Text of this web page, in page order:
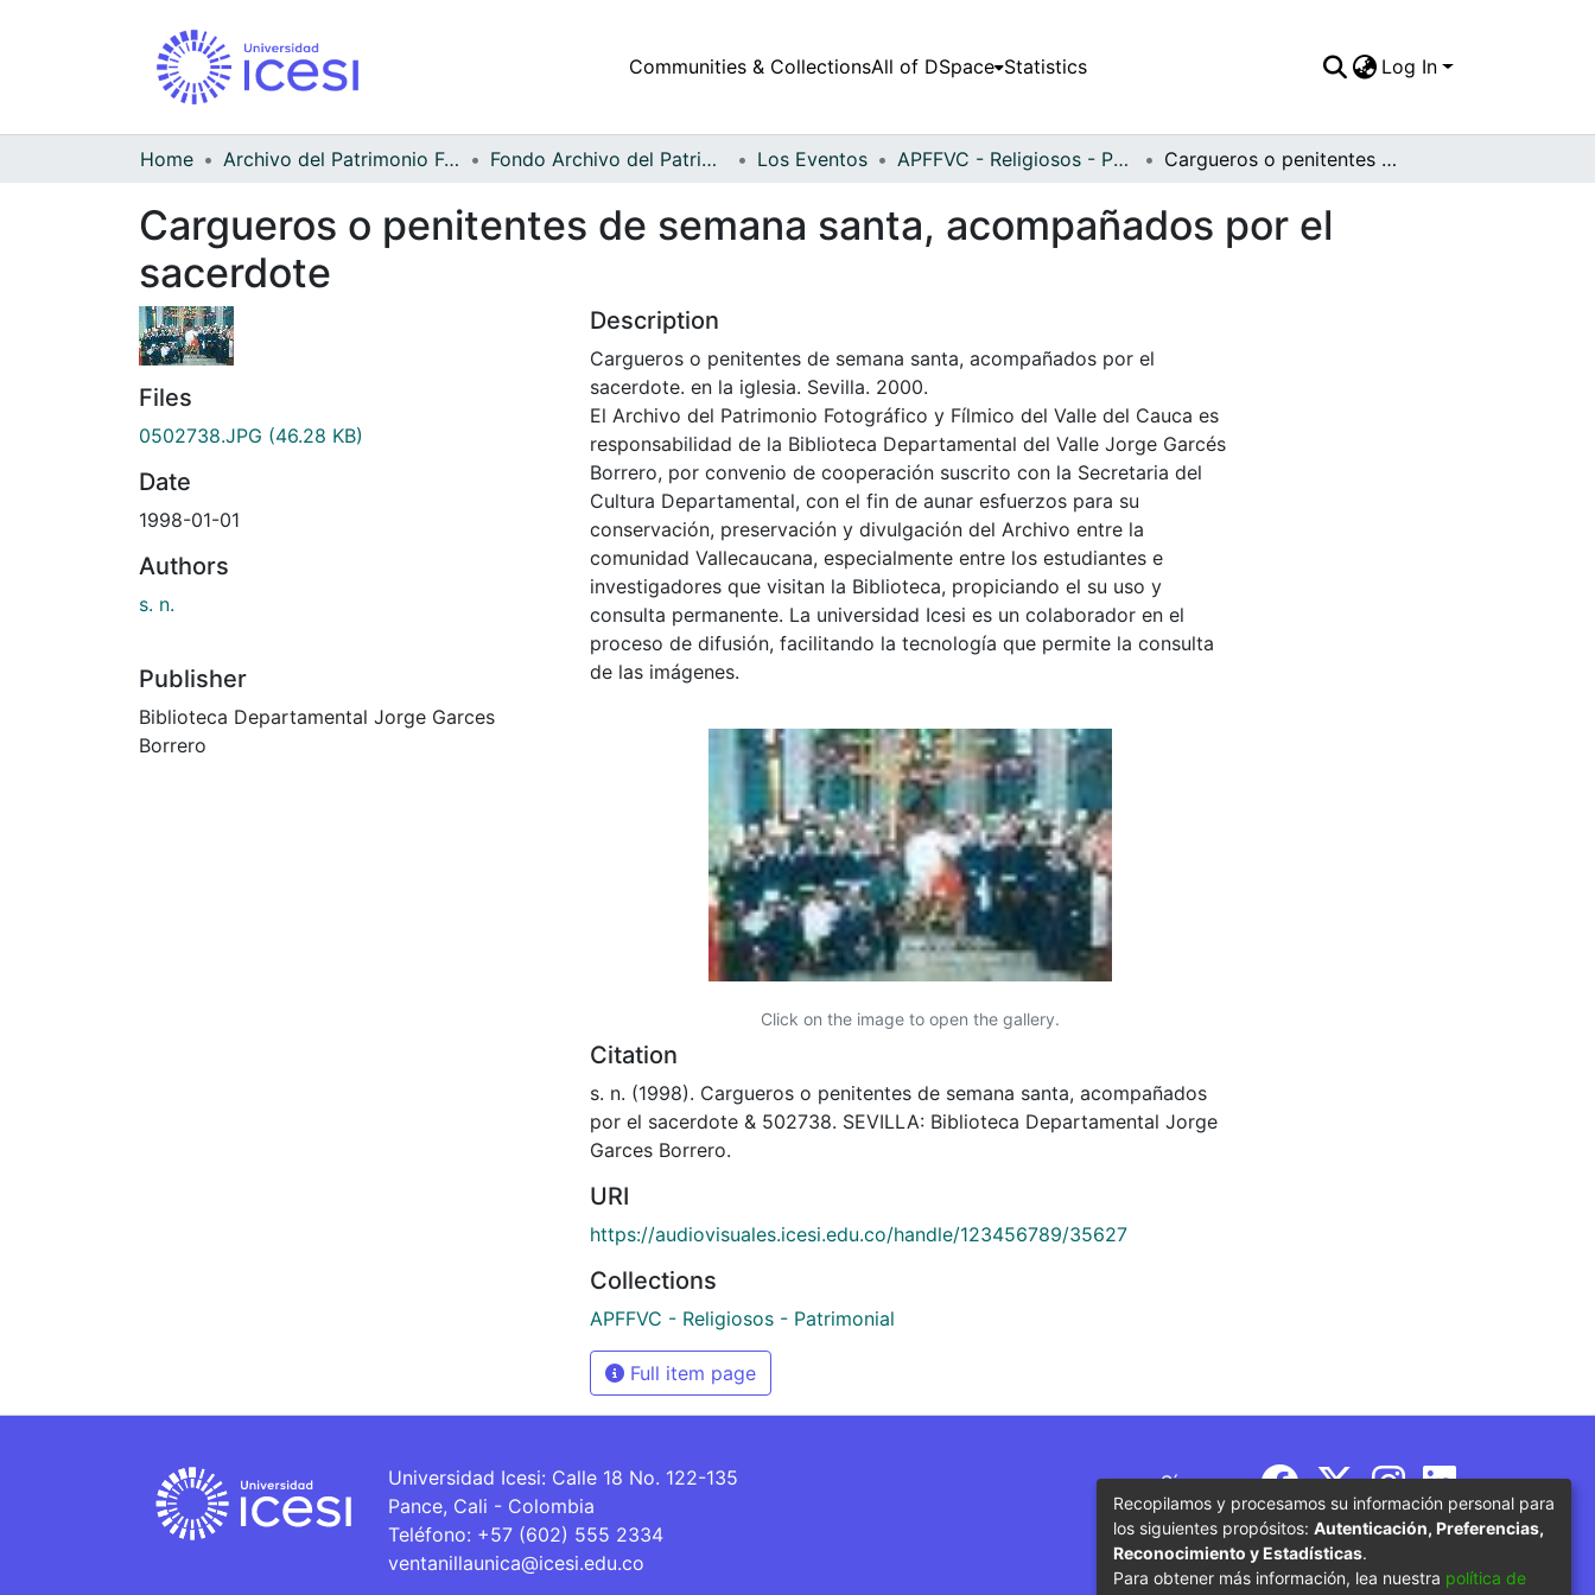
Communities & CollectionsAll of DSpace Statistics Log In
Home Archivo del Patrimonio Fotográfico y Fílmico del Valle del Cauca Fondo Archivo del Patrimonio Fotográfico y Fílmico del Valle del Cauca Los Eventos APFFVC - Religiosos - Patrimonial Cargueros o penitentes de semana santa, acompañados por el sacerdote
Cargueros o penitentes de semana santa, acompañados por el
sacerdote
Files
0502738.JPG (46.28 KB)
Date
1998-01-01
Authors
s. n.
Publisher
Biblioteca Departamental Jorge Garces
Borrero
Description
Cargueros o penitentes de semana santa, acompañados por el
sacerdote. en la iglesia. Sevilla. 2000.
El Archivo del Patrimonio Fotográfico y Fílmico del Valle del Cauca es
responsabilidad de la Biblioteca Departamental del Valle Jorge Garcés
Borrero, por convenio de cooperación suscrito con la Secretaria del
Cultura Departamental, con el fin de aunar esfuerzos para su
conservación, preservación y divulgación del Archivo entre la
comunidad Vallecaucana, especialmente entre los estudiantes e
investigadores que visitan la Biblioteca, propiciando el su uso y
consulta permanente. La universidad Icesi es un colaborador en el
proceso de difusión, facilitando la tecnología que permite la consulta
de las imágenes.
Click on the image to open the gallery.
Citation
s. n. (1998). Cargueros o penitentes de semana santa, acompañados
por el sacerdote & 502738. SEVILLA: Biblioteca Departamental Jorge
Garces Borrero.
URI
https://audiovisuales.icesi.edu.co/handle/123456789/35627
Collections
APFFVC - Religiosos - Patrimonial
Full item page
Universidad Icesi: Calle 18 No. 122-135
Pance, Cali - Colombia
Teléfono: +57 (602) 555 2334
ventanillaunica@icesi.edu.co
Síguenos
Recopilamos y procesamos su información personal para
los siguientes propósitos: Autenticación, Preferencias,
Reconocimiento y Estadísticas.
Para obtener más información, lea nuestra política de